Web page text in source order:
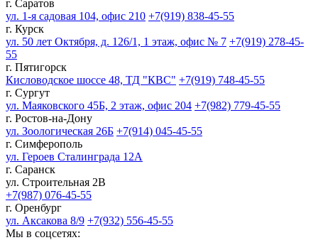
г. Саратов
ул. 1-я садовая 104, офис 210 +7(919) 838-45-55
г. Курск
ул. 50 лет Октября, д. 126/1, 1 этаж, офис № 7 +7(919) 278-45-
55
г. Пятигорск
Кисловодское шоссе 48, ТД "КВС" +7(919) 748-45-55
г. Сургут
ул. Маяковского 45Б, 2 этаж, офис 204 +7(982) 779-45-55
г. Ростов-на-Дону
ул. Зоологическая 26Б +7(914) 045-45-55
г. Симферополь
ул. Героев Сталинграда 12А
г. Саранск
ул. Строительная 2В
+7(987) 076-45-55
г. Оренбург
ул. Аксакова 8/9 +7(932) 556-45-55
Мы в соцсетях: